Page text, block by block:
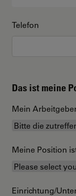
Telefon
Das ist meine
Mein
Meine Position
Einrichtung/